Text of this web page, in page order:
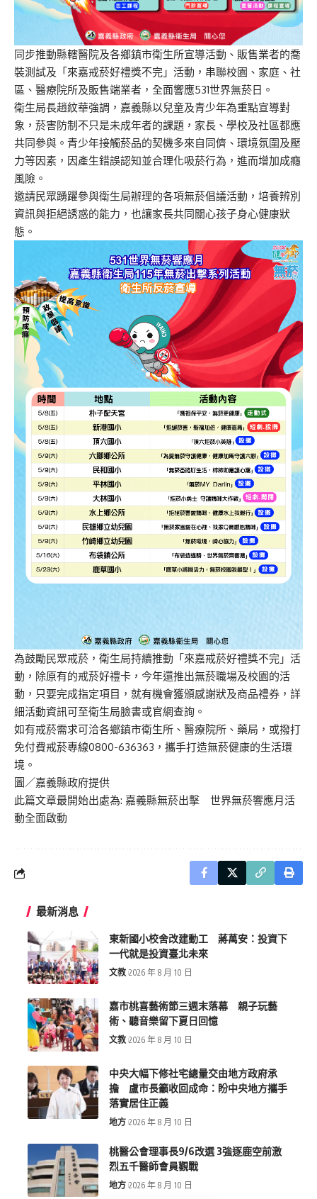
同步推動縣轄醫院及各鄉鎮市衛生所宣導活動、販售業者的喬
裝測試及「來嘉戒菸好禮獎不完」活動，串聯校園、家庭、社
區、醫療院所及販售端業者，全面響應531世界無菸日。
衛生局長趙紋華強調，嘉義縣以兒童及青少年為重點宣導對
象，菸害防制不只是未成年者的課題，家長、學校及社區都應
共同參與。青少年接觸菸品的契機多來自同儕、環境氛圍及壓
力等因素，因產生錯誤認知並合理化吸菸行為，進而增加成癮
風險。
邀請民眾踴躍參與衛生局辦理的各項無菸倡議活動，培養辨別
資訊與拒絕誘惑的能力，也讓家長共同關心孩子身心健康狀
態。
為鼓勵民眾戒菸，衛生局持續推動「來嘉戒菸好禮獎不完」活
動，除原有的戒菸好禮卡，今年還推出無菸職場及校園的活
動，只要完成指定項目，就有機會獲頒感謝狀及商品禮券，詳
細活動資訊可至衛生局臉書或官網查詢。
如有戒菸需求可洽各鄉鎮市衛生所、醫療院所、藥局，或撥打
免付費戒菸專線0800-636363，攜手打造無菸健康的生活環
境。
圖／嘉義縣政府提供
此篇文章最開始出處為: 嘉義縣無菸出擊 世界無菸響應月活
動全面啟動
最新消息
東新國小校舍改建動工 蔣萬安：投資下
一代就是投資臺北未來
文教 2026 年 8 月 10 日
嘉市桃喜藝術節三週末落幕 親子玩藝
術、聽音樂留下夏日回憶
文教 2026 年 8 月 10 日
中央大幅下修社宅總量交由地方政府承
擔 盧市長籲收回成命：盼中央地方攜手
落實居住正義
地方 2026 年 8 月 10 日
桃醫公會理事長9/6改選 3強逐鹿空前激
烈五千醫師會員觀戰
地方 2026 年 8 月 10 日